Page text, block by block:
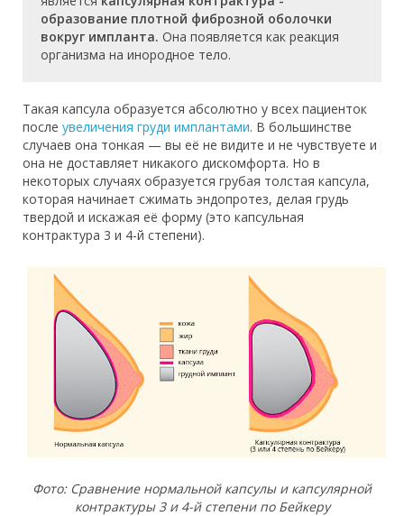
образование плотной фиброзной оболочки
вокруг импланта. Она появляется как реакция
организма на инородное тело.
Такая капсула образуется абсолютно у всех пациенток
после увеличения груди имплантами. В большинстве
случаев она тонкая — вы её не видите и не чувствуете и
она не доставляет никакого дискомфорта. Но в
некоторых случаях образуется грубая толстая капсула,
которая начинает сжимать эндопротез, делая грудь
твердой и искажая её форму (это капсульная
контрактура 3 и 4-й степени).
Фото: Сравнение нормальной капсулы и капсулярной
контрактуры 3 и 4-й степени по Бейкеру